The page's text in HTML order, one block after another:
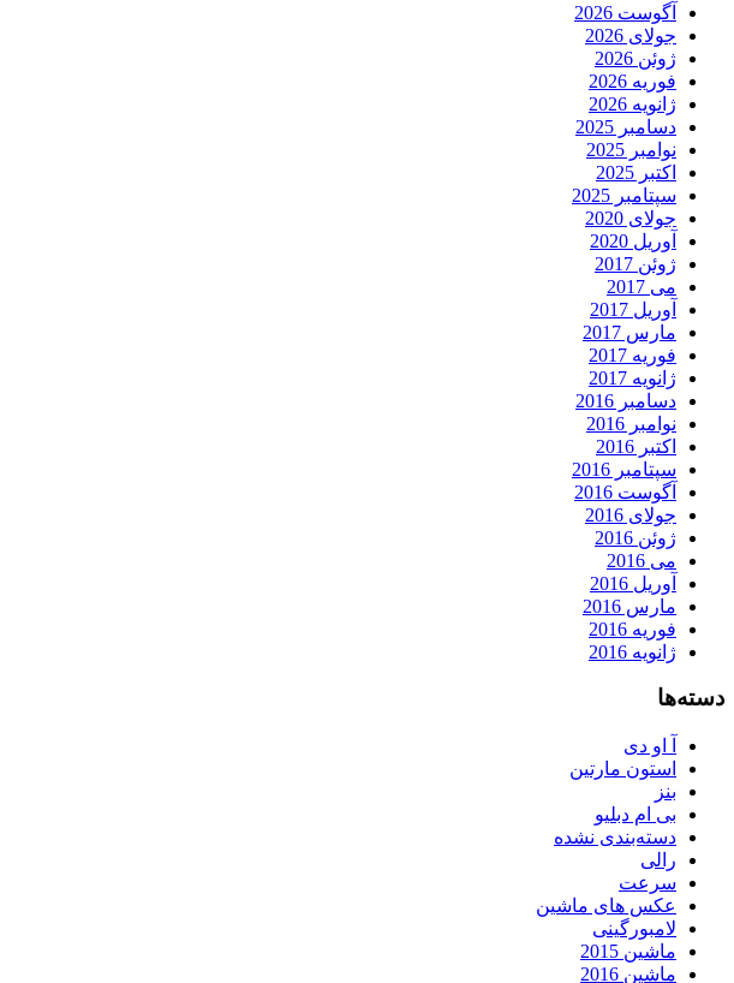
آگوست 2026
جولای 2026
ژوئن 2026
فوریه 2026
ژانویه 2026
دسامبر 2025
نوامبر 2025
اکتبر 2025
سپتامبر 2025
جولای 2020
آوریل 2020
ژوئن 2017
می 2017
آوریل 2017
مارس 2017
فوریه 2017
ژانویه 2017
دسامبر 2016
نوامبر 2016
اکتبر 2016
سپتامبر 2016
آگوست 2016
جولای 2016
ژوئن 2016
می 2016
آوریل 2016
مارس 2016
فوریه 2016
ژانویه 2016
دسته‌ها
آ او دی
استون مارتین
بنز
بی ام دبلیو
دسته‌بندی نشده
رالی
سرعت
عکس های ماشین
لامبورگینی
ماشین 2015
ماشین 2016